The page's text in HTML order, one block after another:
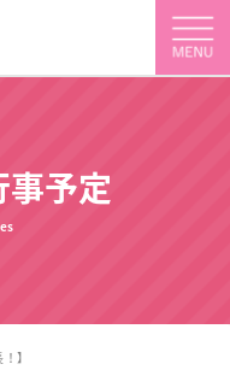
予定
】